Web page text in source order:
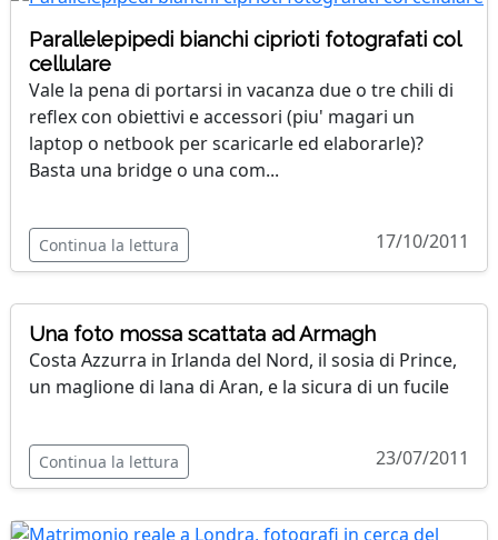
Parallelepipedi bianchi ciprioti fotografati col
cellulare
Vale la pena di portarsi in vacanza due o tre chili di
reflex con obiettivi e accessori (piu' magari un
laptop o netbook per scaricarle ed elaborarle)?
Basta una bridge o una com...
Continua la lettura 17/10/2011
Una foto mossa scattata ad Armagh
Costa Azzurra in Irlanda del Nord, il sosia di Prince,
un maglione di lana di Aran, e la sicura di un fucile
Continua la lettura 23/07/2011